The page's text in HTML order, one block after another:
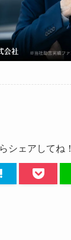
シェアしてね！